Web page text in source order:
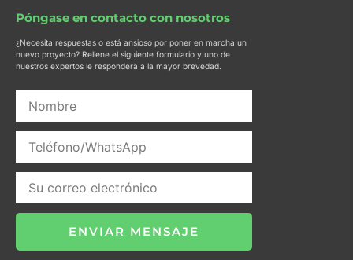
e
b
o
k
t
a
r
a
m
s
p
p
t
u
b
e
t
o
Póngase en contacto con nosotros
¿Necesita respuestas o está ansioso por poner en marcha un
nuevo proyecto? Rellene el siguiente formulario y uno de
nuestros expertos le responderá a la mayor brevedad.
ENVIAR MENSAJE